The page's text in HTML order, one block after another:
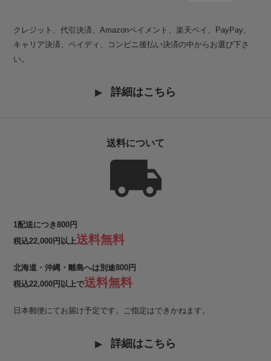
クレジット、代引決済、Amazonペイメント、楽天ペイ、PayPay、
キャリア決済、ペイディ、コンビニ後払い決済の中からお選び下さ
い。
詳細はこちら
送料について
1配送につき800円
税込22,000円以上送料無料
北海道・沖縄・離島へは別途800円
税込22,000円以上で送料無料
日本郵便にてお届け予定です。ご指定はできかねます。
詳細はこちら